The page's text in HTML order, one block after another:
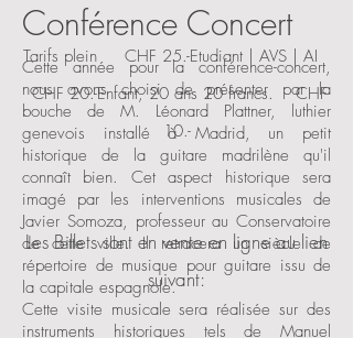
Tarifs plein CHF 25.-Etudiant | AVS | AI
CHF 20.-Enfant, 20 ans 20 francs. CHF
10.-
Les Billets sont en vente en ligne au lien
suivant:
Conférence Concert
Cette année pour la conférence-concert,
nous avons choisi de présenter par la
bouche de M. Léonard Plattner, luthier
genevois installé à Madrid, un petit
historique de la guitare madrilène qu'il
connaît bien. Cet aspect historique sera
imagé par les interventions musicales de
Javier Somoza, professeur au Conservatoire
de cette ville. Il retracera un siècle de
répertoire de musique pour guitare issu de
la capitale espagnole.
Cette visite musicale sera réalisée sur des
instruments historiques tels de Manuel